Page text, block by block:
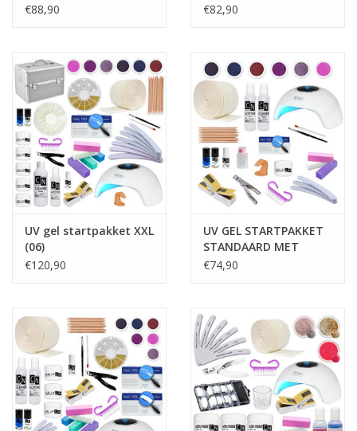
€88,90
€82,90
UV gel startpakket XXL
(06)
€120,90
UV GEL STARTPAKKET
STANDAARD MET
UV/LED LAMP (02)
€74,90